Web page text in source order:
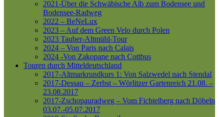
2021-Über die Schwäbische Alb zum Bodensee und
Bodensee-Radweg
2022 – BeNeLux
2023 – Auf dem Green Velo durch Polen
2023 Tauber-Altmühl-Tour
2024 – Von Paris nach Calais
2024 -Von Zakopane nach Cottbus
Touren durch Mitteldeutschland
2017-Altmarkrundkurs 1: Von Salzwedel nach Stendal
2017-Dessau – Zerbst – Wörlitzer Gartenreich 21.08. –
23.08.2017
2017-Zschopauradweg – Vom Fichtelberg nach Döbeln
03.07.-05.07.2017